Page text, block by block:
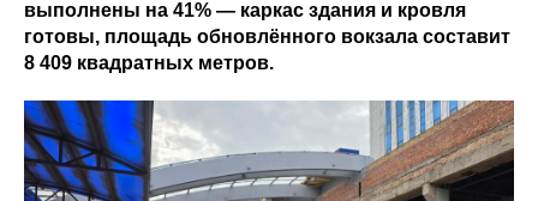
выполнены на 41% — каркас здания и кровля
готовы, площадь обновлённого вокзала составит
8 409 квадратных метров.